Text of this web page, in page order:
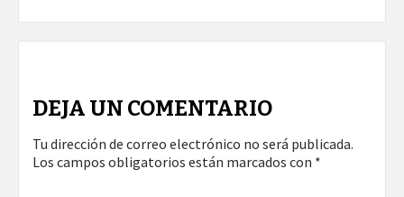
DEJA UN COMENTARIO
Tu dirección de correo electrónico no será publicada.
Los campos obligatorios están marcados con *